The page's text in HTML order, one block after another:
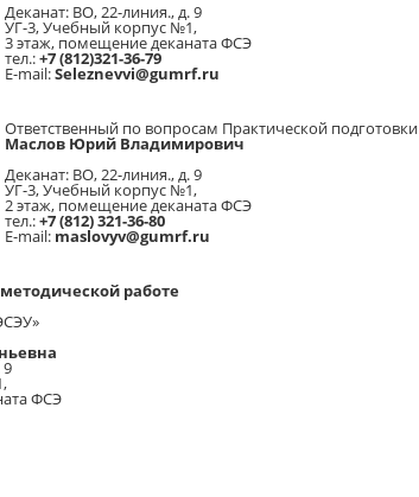
Деканат: ВО, 22-линия., д. 9
УГ-3, Учебный корпус №1,
3 этаж, помещение деканата ФСЭ
тел.:+7(812)321-36-79
E-mail:Seleznevvi@gumrf.ru
Ответственный по вопросам Практической подготовки
Маслов Юрий Владимирович
Деканат: ВО, 22-линия., д. 9
УГ-3, Учебный корпус №1,
2 этаж, помещение деканата ФСЭ
тел.:+7 (812) 321-36-80
E-mail: maslovyv@gumrf.ru
работе
9
ФСЭ